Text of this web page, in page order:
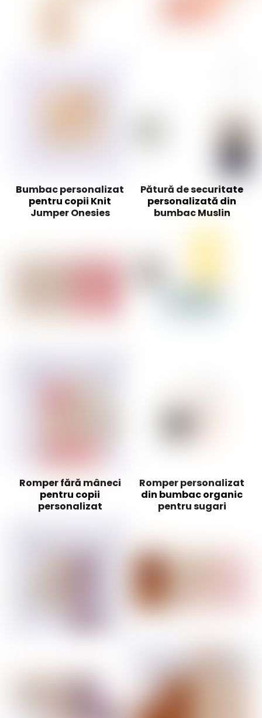
Bumbac personalizat
pentru copii Knit
Jumper Onesies
Pătură de securitate
personalizată din
bumbac Muslin
Romper fără mâneci
pentru copii
personalizat
Romper personalizat
din bumbac organic
pentru sugari